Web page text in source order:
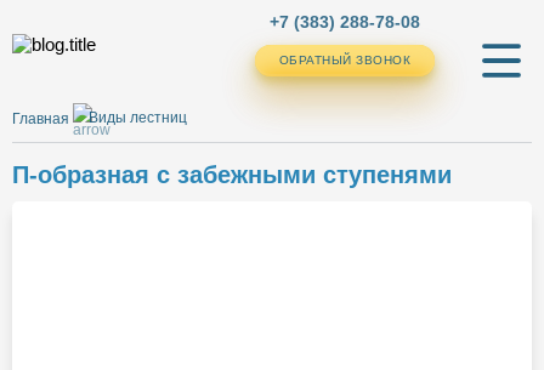
+7 (383) 288-78-08
ОБРАТНЫЙ ЗВОНОК
ОБРАТНЫЙ ЗВОНОК
Главная Виды лестниц
П-образная с забежными ступенями